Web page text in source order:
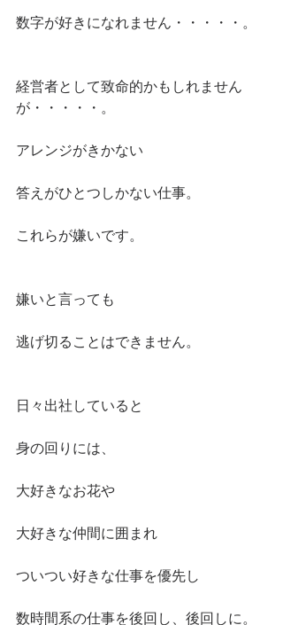
数字が好きになれません・・・・・。
経営者として致命的かもしれません
が・・・・・。
アレンジがきかない
答えがひとつしかない仕事。
これらが嫌いです。
嫌いと言っても
逃げ切ることはできません。
日々出社していると
身の回りには、
大好きなお花や
大好きな仲間に囲まれ
ついつい好きな仕事を優先し
数時間系の仕事を後回し、後回しに。